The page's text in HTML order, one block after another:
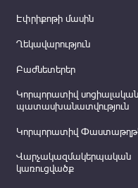
Էփրիքոթի մասին
Ղեկավարություն
Բաժնետերեր
Կորպորատիվ սոցիալական
պատասխանատվություն
Կորպորատիվ
Վարչակազմակերպական
կառուցվածք